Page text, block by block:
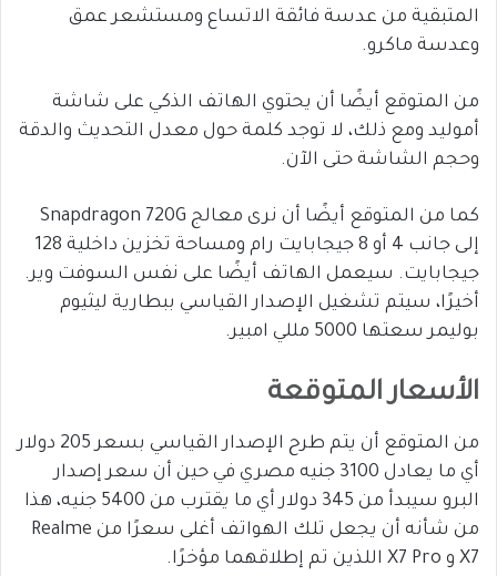
المتبقية من عدسة فائقة الاتساع ومستشعر عمق
وعدسة ماكرو.
من المتوقع أيضًا أن يحتوي الهاتف الذكي على شاشة
أموليد ومع ذلك، لا توجد كلمة حول معدل التحديث والدقة
وحجم الشاشة حتى الآن.
كما من المتوقع أيضًا أن نرى معالج Snapdragon 720G
إلى جانب 4 أو 8 جيجابايت رام ومساحة تخزين داخلية 128
جيجابايت. سيعمل الهاتف أيضًا على نفس السوفت وير.
أخيرًا، سيتم تشغيل الإصدار القياسي ببطارية ليثيوم
بوليمر سعتها 5000 مللي امبير.
الأسعار المتوقعة
من المتوقع أن يتم طرح الإصدار القياسي بسعر 205 دولار
أي ما يعادل 3100 جنيه مصري في حين أن سعر إصدار
البرو سيبدأ من 345 دولار أي ما يقترب من 5400 جنيه، هذا
من شأنه أن يجعل تلك الهواتف أغلى سعرًا من Realme
X7 و X7 Pro اللذين تم إطلاقهما مؤخرًا.